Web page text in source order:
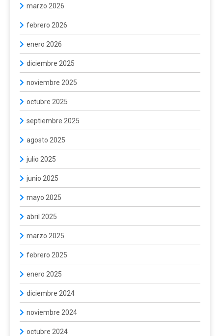
marzo 2026
febrero 2026
enero 2026
diciembre 2025
noviembre 2025
octubre 2025
septiembre 2025
agosto 2025
julio 2025
junio 2025
mayo 2025
abril 2025
marzo 2025
febrero 2025
enero 2025
diciembre 2024
noviembre 2024
octubre 2024